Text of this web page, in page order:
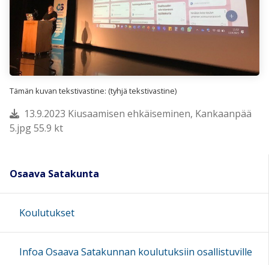
Tämän kuvan tekstivastine: (tyhjä tekstivastine)
13.9.2023 Kiusaamisen ehkäiseminen, Kankaanpää
5.jpg 55.9 kt
Osaava Satakunta
Koulutukset
Infoa Osaava Satakunnan koulutuksiin osallistuville